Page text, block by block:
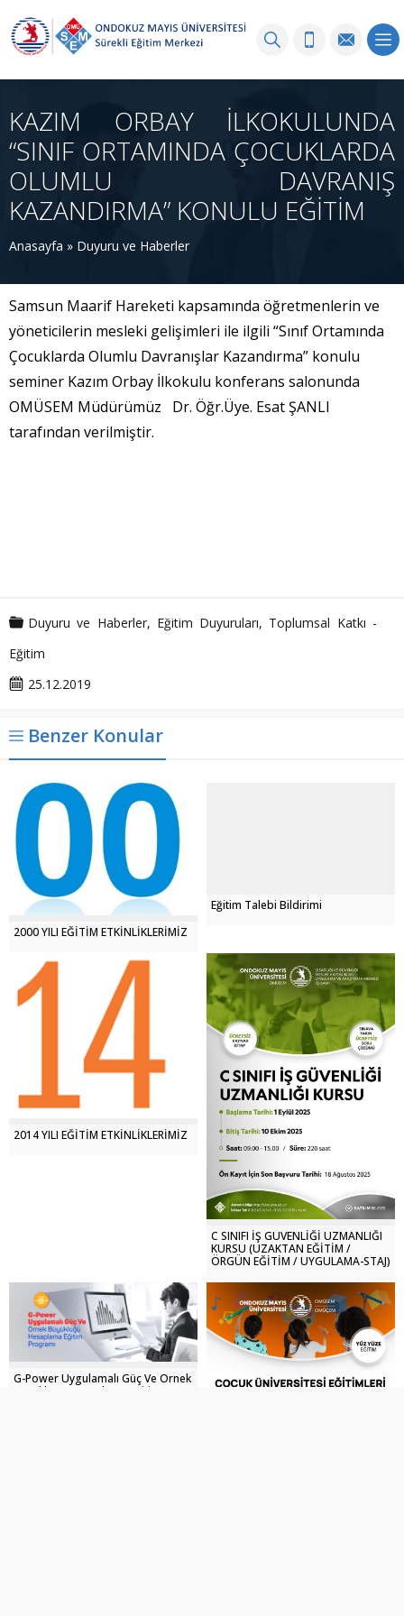
KAZIM ORBAY İLKOKULUNDA
“SINIF ORTAMINDA ÇOCUKLARDA
OLUMLU DAVRANIŞ
KAZANDIRMA” KONULU EĞİTİM
Anasayfa » Duyuru ve Haberler
Samsun Maarif Hareketi kapsamında öğretmenlerin ve
yöneticilerin mesleki gelişimleri ile ilgili “Sınıf Ortamında
Çocuklarda Olumlu Davranışlar Kazandırma” konulu
seminer Kazım Orbay İlkokulu konferans salonunda
OMÜSEM Müdürümüz Dr. Öğr.Üye. Esat ŞANLI
tarafından verilmiştir.
Duyuru ve Haberler, Eğitim Duyuruları, Toplumsal Katkı -
Eğitim
25.12.2019
Benzer Konular
2000 YILI EĞİTİM ETKİNLİKLERİMİZ
Eğitim Talebi Bildirimi
2014 YILI EĞİTİM ETKİNLİKLERİMİZ
C SINIFI İŞ GÜVENLİĞİ UZMANLIĞI
KURSU (UZAKTAN EĞİTİM /
ÖRGÜN EĞİTİM / UYGULAMA-STAJ)
G-Power Uygulamalı Güç Ve Örnek
Büyüklüğü Hesaplama Eğitim